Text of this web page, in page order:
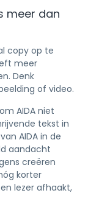
meer dan
copy op te
meer
Denk
of video.
AIDA niet
tekst in
AIDA in de
aandacht
creëren
korter
lezer afhaakt,